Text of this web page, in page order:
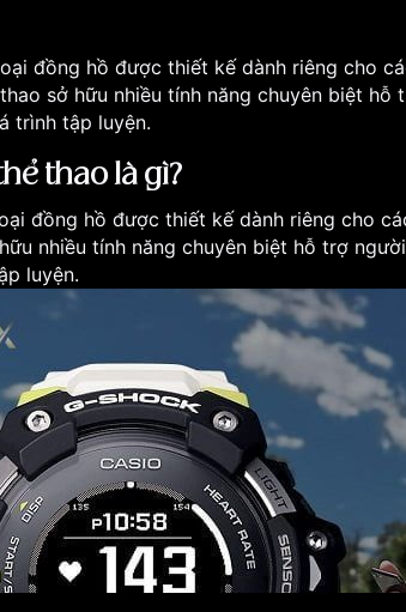
đồng hồ được thiết kế dành riêng cho
sở hữu nhiều tính năng chuyên biệt
trình tập luyện.
thao là gì?
đồng hồ được thiết kế dành riêng cho
nhiều tính năng chuyên biệt hỗ trợ
luyện.